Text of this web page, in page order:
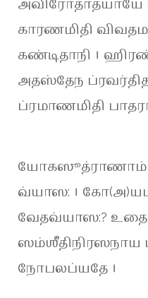
அவிரோதாத்யாயே
காரணமிதி
கண்டிதாநி ।
அதஸ்தேந
ப்ரமாணமிதி
யோகஸூத்ராணாம்
வ்யாஸ: ।
வேதவ்யாஸ:?
ஸம்ஶீதிநிரஸநாய
நோபலப்யதே ।